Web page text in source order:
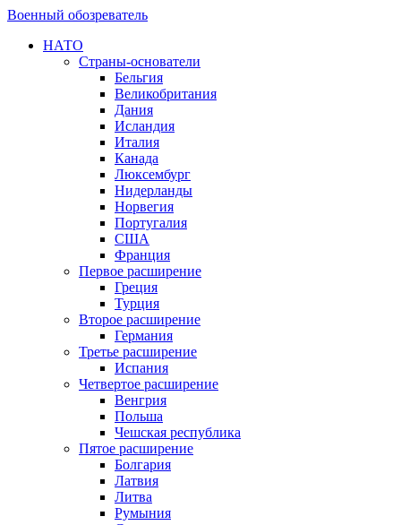
Военный обозреватель
НАТО
Страны-основатели
Бельгия
Великобритания
Дания
Исландия
Италия
Канада
Люксембург
Нидерланды
Норвегия
Португалия
США
Франция
Первое расширение
Греция
Турция
Второе расширение
Германия
Третье расширение
Испания
Четвертое расширение
Венгрия
Польша
Чешская республика
Пятое расширение
Болгария
Латвия
Литва
Румыния